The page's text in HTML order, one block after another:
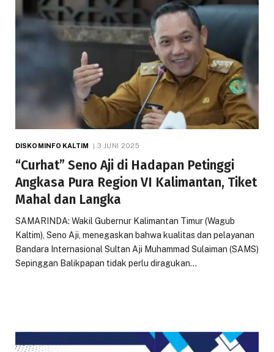
DISKOMINFO KALTIM 3 JUNI 2025
“Curhat” Seno Aji di Hadapan Petinggi
Angkasa Pura Region VI Kalimantan, Tiket
Mahal dan Langka
SAMARINDA: Wakil Gubernur Kalimantan Timur (Wagub
Kaltim), Seno Aji, menegaskan bahwa kualitas dan pelayanan
Bandara Internasional Sultan Aji Muhammad Sulaiman (SAMS)
Sepinggan Balikpapan tidak perlu diragukan…